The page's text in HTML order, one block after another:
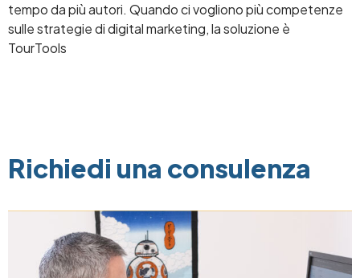
tempo da più autori. Quando ci vogliono più competenze
sulle strategie di digital marketing, la soluzione è
TourTools
Richiedi una consulenza